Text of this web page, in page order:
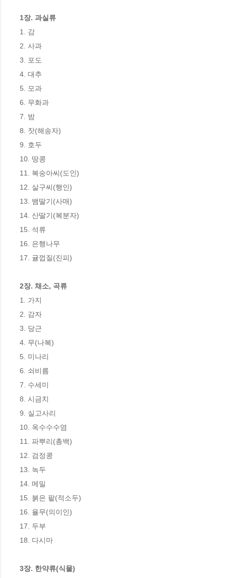
1장. 과실류
1. 감
2. 사과
3. 포도
4. 대추
5. 모과
6. 무화과
7. 밤
8. 잣(해송자)
9. 호두
10. 땅콩
11. 복숭아씨(도인)
12. 살구씨(행인)
13. 뱀딸기(사매)
14. 산딸기(복분자)
15. 석류
16. 은행나무
17. 귤껍질(진피)
2장. 채소, 곡류
1. 가지
2. 감자
3. 당근
4. 무(나복)
5. 미나리
6. 쇠비름
7. 수세미
8. 시금치
9. 실고사리
10. 옥수수수염
11. 파뿌리(총백)
12. 검정콩
13. 녹두
14. 메밀
15. 붉은 팥(적소두)
16. 율무(의이인)
17. 두부
18. 다시마
3장. 한약류(식물)